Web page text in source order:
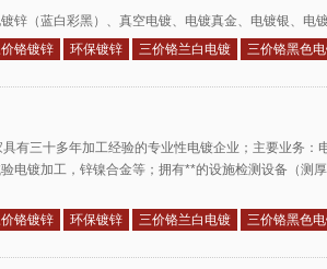
锌（蓝白彩黑）、真空电镀、电镀真金、电镀银、电
铬镀锌
环保镀锌 三价铬兰白电镀 三价铬黑色
有三十多年加工经验的专业性电镀企业；主要业务
电镀加工，锌镍合金等；拥有**的设施检测设备（测
铬镀锌 环保镀锌 三价铬兰白电镀 三价铬黑色